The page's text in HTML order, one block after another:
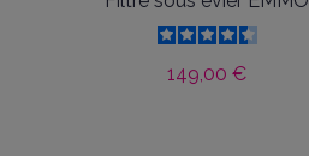
149,00 €